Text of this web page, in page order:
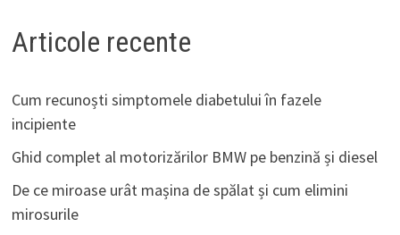
Articole recente
Cum recunoști simptomele diabetului în fazele
incipiente
Ghid complet al motorizărilor BMW pe benzină și diesel
De ce miroase urât mașina de spălat și cum elimini
mirosurile